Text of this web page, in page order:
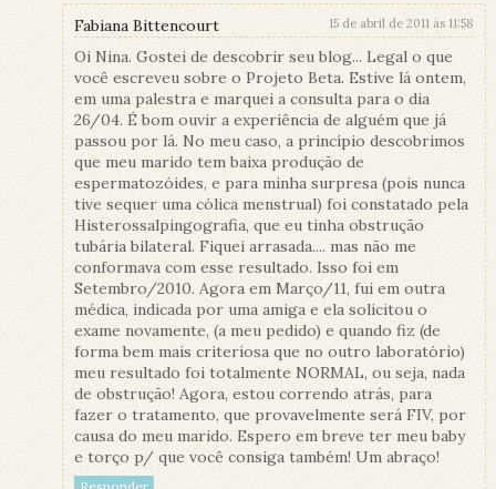
Fabiana Bittencourt 15 de abril de 2011 às 11:58
Oi Nina. Gostei de descobrir seu blog... Legal o que
você escreveu sobre o Projeto Beta. Estive lá ontem,
em uma palestra e marquei a consulta para o dia
26/04. É bom ouvir a experiência de alguém que já
passou por lá. No meu caso, a princípio descobrimos
que meu marido tem baixa produção de
espermatozóides, e para minha surpresa (pois nunca
tive sequer uma cólica menstrual) foi constatado pela
Histerossalpingografia, que eu tinha obstrução
tubária bilateral. Fiquei arrasada.... mas não me
conformava com esse resultado. Isso foi em
Setembro/2010. Agora em Março/11, fui em outra
médica, indicada por uma amiga e ela solicitou o
exame novamente, (a meu pedido) e quando fiz (de
forma bem mais criteriosa que no outro laboratório)
meu resultado foi totalmente NORMAL, ou seja, nada
de obstrução! Agora, estou correndo atrás, para
fazer o tratamento, que provavelmente será FIV, por
causa do meu marido. Espero em breve ter meu baby
e torço p/ que você consiga também! Um abraço!
Responder